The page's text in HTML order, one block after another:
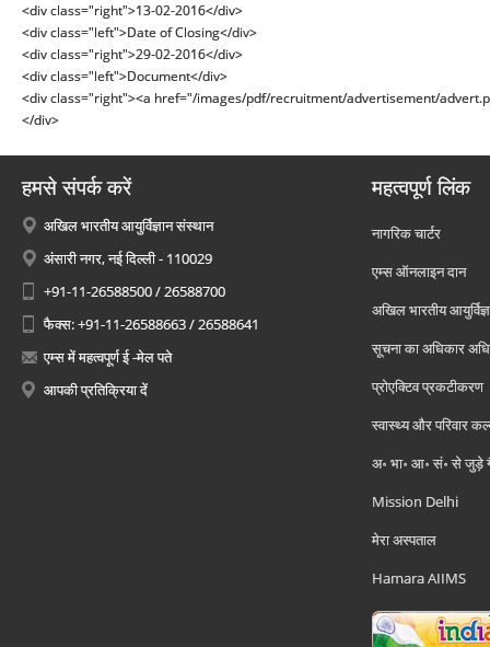
<div class="right">13-02-2016</div>
<div class="left">Date of Closing</div>
<div class="right">29-02-2016</div>
<div class="left">Document</div>
<div class="right"><a href="/images/pdf/recruitment/advertisement/
</div>
हमसे संपर्क करें
अखिल भारतीय आयुर्विज्ञान संस्थान
अंसारी नगर, नई दिल्ली - 110029
+91-11-26588500 / 26588700
फैक्स: +91-11-26588663 / 26588641
एम्स में महत्वपूर्ण ई -मेल पते
आपकी प्रतिक्रिया दें
महत्वपूर्ण लिंक
नागरिक चार्टर
एम्स ऑनलाइन दान
अखिल भारतीय
सूचना का अधिकार
प्रोएक्टिव प्रकटीकरण
स्वास्थ्य और परिवार
अ॰ भा॰ आ॰ सं॰ से जुड़े
Mission Delhi
मेरा अस्पताल
Hamara AIIMS